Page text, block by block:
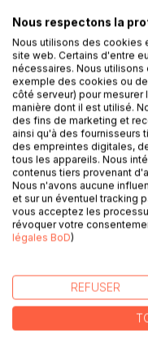
Ses fonctions de
amené à voyager
continents, à y vivre
et à observer le
longues heures. Ce
autre que les animaux
doués de qualités très
apprend.
Son métier à la SAFIM
société dont l’aura le
influents de la ville, lui
d’inviter des
politiques, historiens,
sur la connaissance du
de l’Homme
médecines
Nous respectons la
Nous utilisons des cookies
site web. Certains d'entre
nécessaires. Nous
exemple des cookies ou
côté serveur) pour
manière dont il est utilisé.
des fins de marketing et
ainsi qu'à des fournisseurs
des empreintes digitales,
tous les appareils. Nous
contenus tiers provenant
Nous n'avons aucune
et sur un éventuel tracking
vous acceptez les
révoquer votre
légales BoD)
REFUSER